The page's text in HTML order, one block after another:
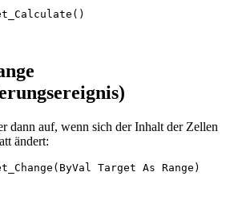
dann auf, wenn sich der Inhalt der Zellen
ändert:
Target As Range)